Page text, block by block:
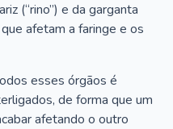
(“rino”) e da garganta
afetam a faringe e os
esses órgãos é
de forma que um
afetando o outro